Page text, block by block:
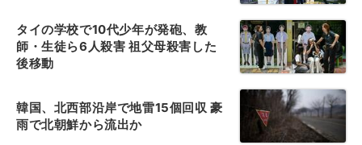
タイの学校で10代少年が発砲、教
師・生徒ら6人殺害 祖父母殺害した
後移動
韓国、北西部沿岸で地雷15個回収 豪
雨で北朝鮮から流出か